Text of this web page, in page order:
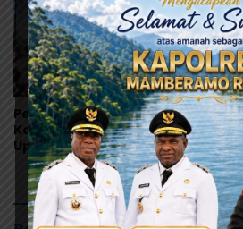
Perdana Digelar di
Kalkote, Bupati YW:
Upacara HUT ke-81 RI
Kabupaten Jayapura
Libatkan Seluruh Distrik